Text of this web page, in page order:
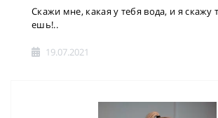
Скажи мне, какая у тебя вода, и я скажу
ешь!..
19.07.2021